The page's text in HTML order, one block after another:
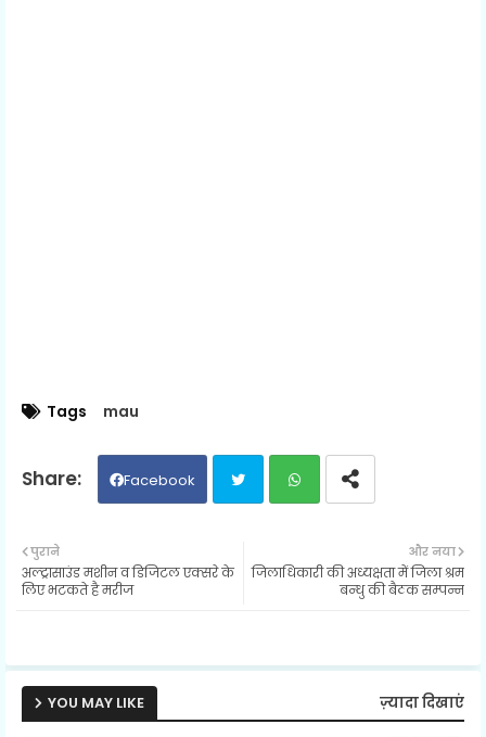
Tags mau
Facebook
ter ats
p
और नया
जिलाधिकारी की अध्यक्षता में जिला श्रम
बन्धु की बैठक सम्पन्न
पुराने
अल्ट्रासाउंड मशीन व डिजिटल एक्सरे के
लिए भटकते है मरीज
YOU MAY LIKE ज़्यादा दिखाएं